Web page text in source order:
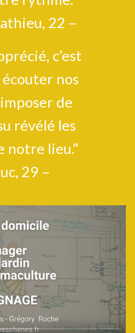
22 –
c’est
écouter nos
de
révélé les
notre lieu.”
29 –